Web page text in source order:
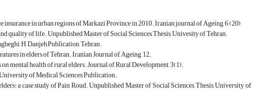
in urban regions of Markazi Province in 2010. Iranian journal of Ageing, 6 (20)
quality of life. Unpublished Master of Social Sciences Thesis, Univesity of Tehran.
H, Danjeh,Publication, Tehran.
in elders of Tehran. Iranian Journal of Ageing, 12.
mental health of rural elders. Journal of Rural Development, 3(1).
of Medical Sciences Publication.
a case study of Pain Roud. Unpublished Master of Social Sciences Thesis, University of